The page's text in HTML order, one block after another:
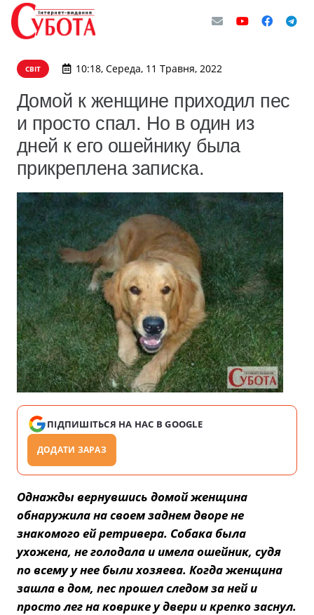
СВІТ 10:18, Середа, 11 Травня, 2022
Домой к женщине приходил пес
и просто спал. Но в один из
дней к его ошейнику была
прикреплена записка.
ПІДПИШІТЬСЯ НА НАС В GOOGLE
ДОДАТИ ЗАРАЗ
Однажды вернувшись домой женщина
обнаружила на своем заднем дворе не
знакомого ей ретривера. Собака была
ухожена, не голодала и имела ошейник, судя
по всему у нее были хозяева. Когда женщина
зашла в дом, пес прошел следом за ней и
просто лег на коврике у двери и крепко заснул.